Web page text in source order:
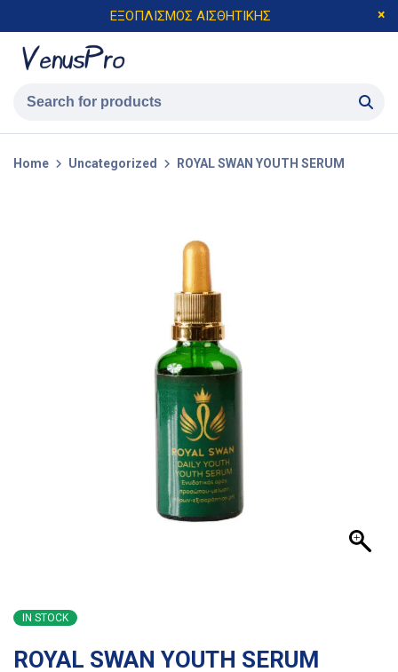
ΕΞΟΠΛΙΣΜΟΣ ΑΙΣΘΗΤΙΚΗΣ
Home Uncategorized ROYAL SWAN YOUTH SERUM
IN STOCK
ROYAL SWAN YOUTH SERUM